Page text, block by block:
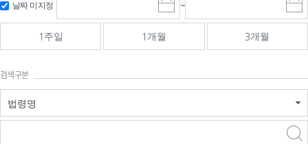
날짜 미지정
시
작
일
선
~
마
감
선
1주일 1개월 3개월
검색구분
법령명